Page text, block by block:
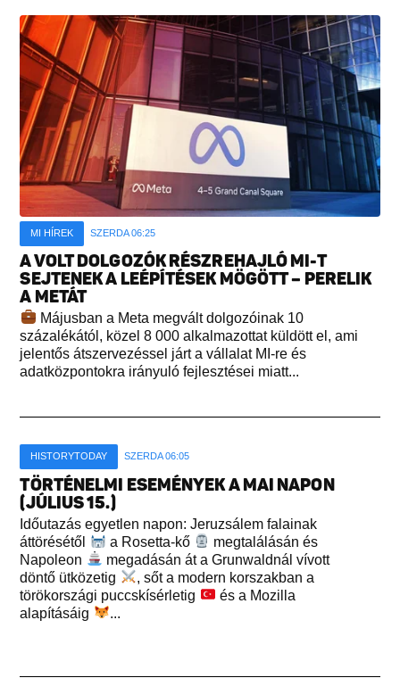
MI HÍREK SZERDA 06:25
A VOLT DOLGOZÓK RÉSZREHAJLÓ MI-T
SEJTENEK A LEÉPÍTÉSEK MÖGÖTT – PERELIK
A METÁT
Májusban a Meta megvált dolgozóinak 10
százalékától, közel 8 000 alkalmazottat küldött el, ami
jelentős átszervezéssel járt a vállalat MI-re és
adatközpontokra irányuló fejlesztései miatt...
HISTORYTODAY SZERDA 06:05
TÖRTÉNELMI ESEMÉNYEK A MAI NAPON
(JÚLIUS 15.)
Időutazás egyetlen napon: Jeruzsálem falainak
áttörésétől
a Rosetta-kő
megtalálásán és
Napoleon
megadásán át a Grunwaldnál vívott
döntő ütközetig
, sőt a modern korszakban a
törökországi puccskísérletig
és a Mozilla
alapításáig
...